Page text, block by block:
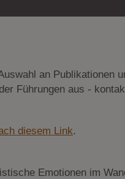
an Publikationen
Führungen aus -
diesem Link.
Emotionen im